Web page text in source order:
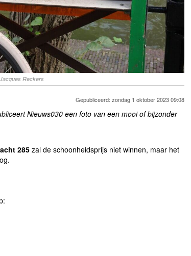
Reckers
Gepubliceerd: zondag 1 oktober 2023 09:08
Nieuws030 een foto van een mooi of bijzonder
285zal de schoonheidsprijs niet winnen, maar het